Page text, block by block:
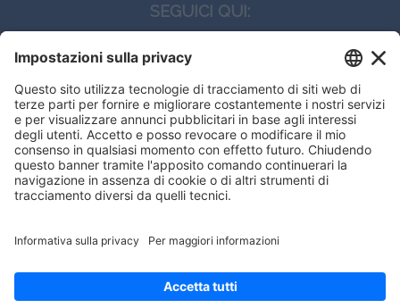
SEGUICI QUI:
CONTATTI
Edi.Ermes srl
Viale E. Forlanini, 21 - 20134, Milano
(+39)027021121
E-mail:eeinfo@eenet.it
ORARI
Lunedì — Giovedì: - 08:30 - 13:00 – 14:00 - 17:30
Venerdì: - 08:30 - 13:00 – 14:00 - 16:00